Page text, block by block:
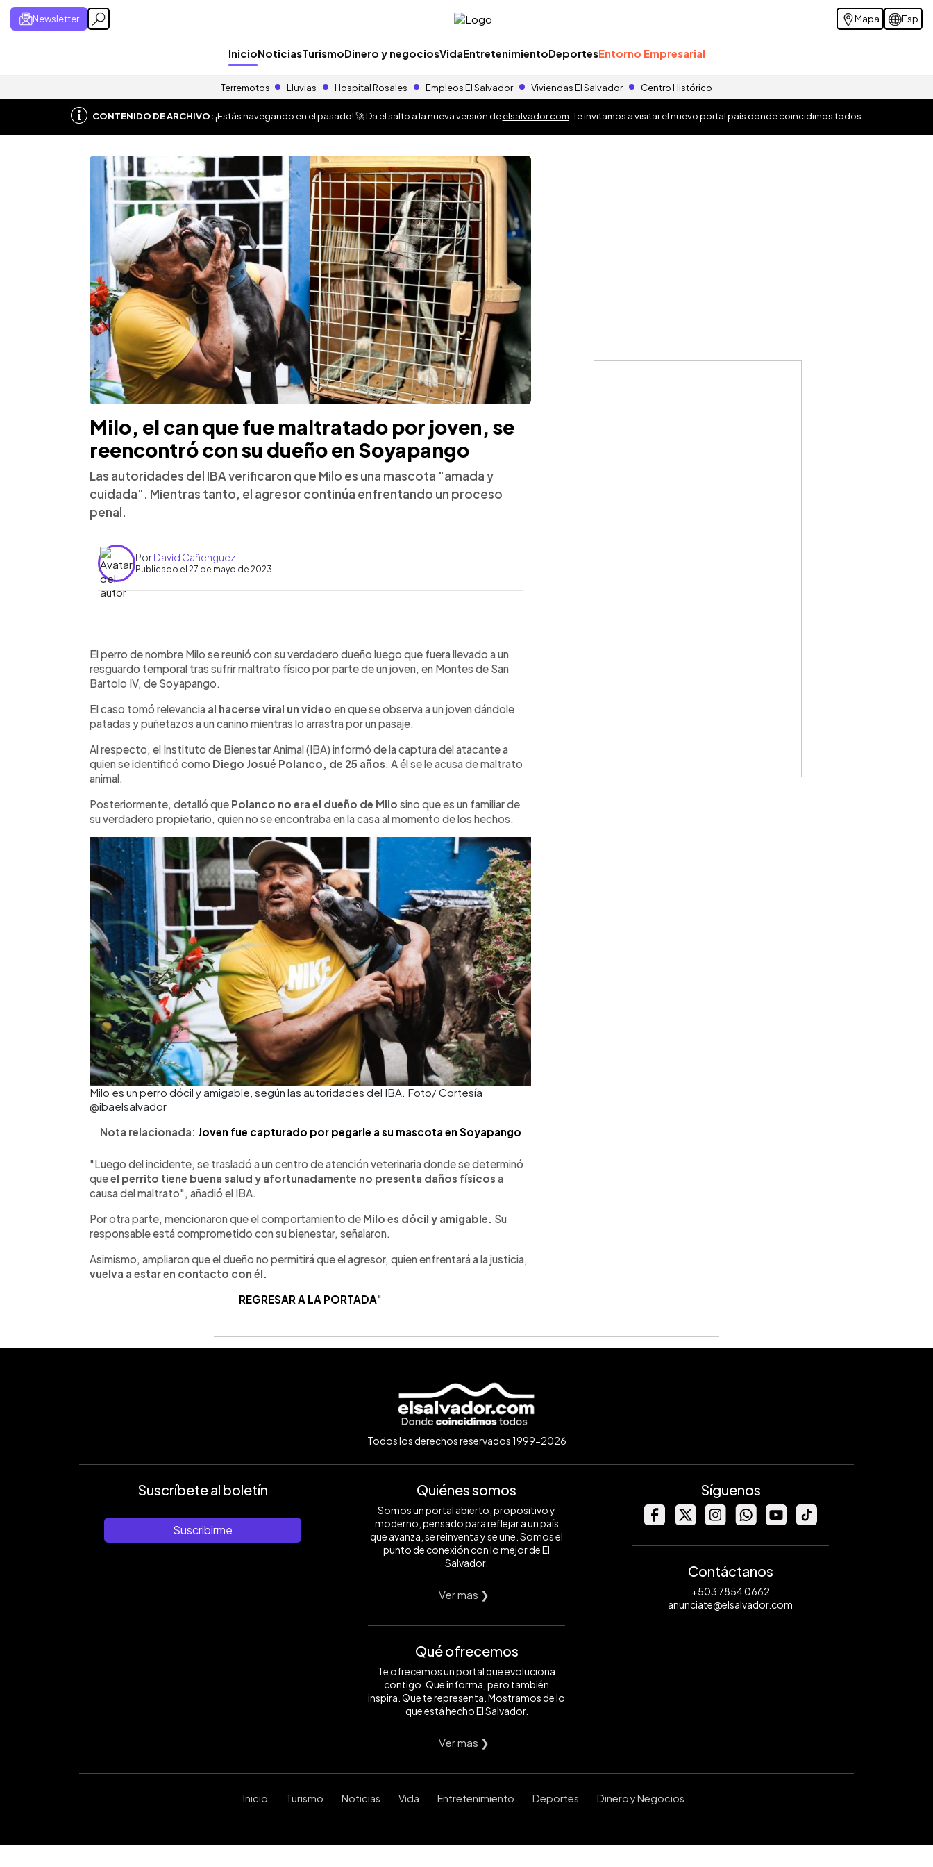
Newsletter Mapa Esp
InicioNoticiasTurismoDinero y negociosVidaEntretenimientoDeportesEntorno Empresarial
Terremotos Lluvias Hospital Rosales Empleos El Salvador Viviendas El Salvador Centro Histórico
CONTENIDO DE ARCHIVO:¡Estás navegando en el pasado! 🚀 Da el salto a la nueva versión deelsalvador.com . Te invitamos a visitar el nuevo portal país donde coincidimos todos.
Milo, el can que fue maltratado por joven, se
reencontró con su dueño en Soyapango
Las autoridades del IBA verificaron que Milo es una mascota "amada y
cuidada". Mientras tanto, el agresor continúa enfrentando un proceso
penal.
PorDavid Cañenguez
Publicado el 27 de mayo de 2023
► Escuchar artículo
El perro de nombre Milo se reunió con su verdadero dueño luego que fuera llevado a un
resguardo temporal tras sufrir maltrato físico por parte de un joven, en Montes de San
Bartolo IV, de Soyapango.
El caso tomó relevancia al hacerse viral un video en que se observa a un joven dándole
patadas y puñetazos a un canino mientras lo arrastra por un pasaje.
Al respecto, el Instituto de Bienestar Animal (IBA) informó de la captura del atacante a
quien se identificó como Diego Josué Polanco, de 25 años . A él se le acusa de maltrato
animal.
Posteriormente, detalló que Polanco no era el dueño de Milo sino que es un familiar de
su verdadero propietario, quien no se encontraba en la casa al momento de los hechos.
Milo es un perro dócil y amigable, según las autoridades del IBA. Foto/ Cortesía
@ibaelsalvador
Nota relacionada: Joven fue capturado por pegarle a su mascota en Soyapango
"Luego del incidente, se trasladó a un centro de atención veterinaria donde se determinó
queel perrito tiene buena salud y afortunadamente no presenta daños físicos a
causa del maltrato", añadió el IBA.
Por otra parte, mencionaron que el comportamiento de Milo es dócil y amigable. Su
responsable está comprometido con su bienestar, señalaron.
Asimismo, ampliaron que el dueño no permitirá que el agresor, quien enfrentará a la justicia,
vuelva a estar en contacto con él.
REGRESAR A LA PORTADA"
Todos los derechos reservados 1999-2026
Suscríbete al boletín
Suscribirme
Quiénes somos
Somos un portal abierto, propositivo y
moderno, pensado para reflejar a un país
que avanza, se reinventa y se une. Somos el
punto de conexión con lo mejor de El
Salvador.
Ver mas ❯
Qué ofrecemos
Te ofrecemos un portal que evoluciona
contigo. Que informa, pero también
inspira. Que te representa. Mostramos de lo
que está hecho El Salvador.
Ver mas ❯
Síguenos
Contáctanos
+503 7854 0662
anunciate@elsalvador.com
Inicio Turismo Noticias Vida Entretenimiento Deportes Dinero y Negocios